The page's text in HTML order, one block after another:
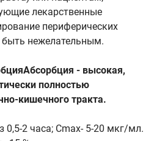
лекарственные
периферических
нежелательным.
- высокая,
полностью
кишечного тракта.
0,5-2 часа; Сmах- 5-20 мкг/мл.